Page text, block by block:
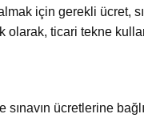
için gerekli ücret,
olarak, ticari tekne
ücretlerine